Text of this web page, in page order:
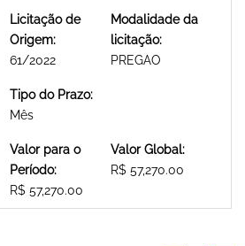
Licitação de
Origem:
61/2022
Modalidade da
licitação:
PREGAO
Tipo do Prazo:
Mês
Valor para o
Período:
R$ 57,270.00
Valor Global:
R$ 57,270.00